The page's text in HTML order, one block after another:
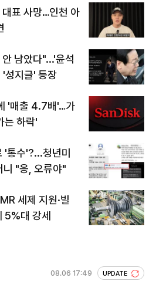
표 사망…인천 아
남았다"...'윤석
'성지글' 등장
'매출 4.7배'…가
는 하락'
'통수'?...청년미
니 "응, 오류야"
세제 지원·빌
5%대 강세
08.06 17:49 UPDATE